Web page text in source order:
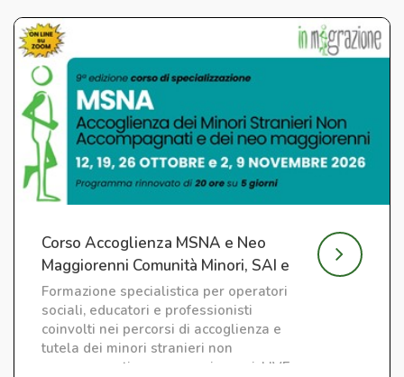
Corso Accoglienza MSNA e Neo
Maggiorenni Comunità Minori, SAI e
CAS
Formazione specialistica per operatori
sociali, educatori e professionisti
coinvolti nei percorsi di accoglienza e
tutela dei minori stranieri non
accompagnati e neo maggiorenni. LIVE